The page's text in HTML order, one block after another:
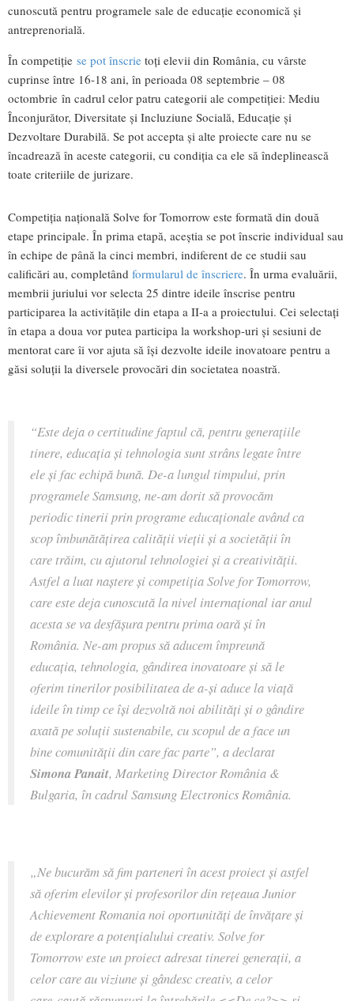
cunoscută pentru programele sale de educaţie economică şi
antreprenorială.
În competiție se pot înscrie toți elevii din România, cu vârste
cuprinse între 16-18 ani, în perioada 08 septembrie – 08
octombrie în cadrul celor patru categorii ale competiției: Mediu
Înconjurător, Diversitate și Incluziune Socială, Educație și
Dezvoltare Durabilă. Se pot accepta și alte proiecte care nu se
încadrează în aceste categorii, cu condiția ca ele să îndeplinească
toate criteriile de jurizare.
Competiția națională Solve for Tomorrow este formată din două
etape principale. În prima etapă, aceștia se pot înscrie individual sau
în echipe de până la cinci membri, indiferent de ce studii sau
calificări au, completând formularul de înscriere. În urma evaluării,
membrii juriului vor selecta 25 dintre ideile înscrise pentru
participarea la activitățile din etapa a II-a a proiectului. Cei selectați
în etapa a doua vor putea participa la workshop-uri și sesiuni de
mentorat care îi vor ajuta să își dezvolte ideile inovatoare pentru a
găsi soluții la diversele provocări din societatea noastră.
“Este deja o certitudine faptul că, pentru generațiile
tinere, educația și tehnologia sunt strâns legate între
ele și fac echipă bună. De-a lungul timpului, prin
programele Samsung, ne-am dorit să provocăm
periodic tinerii prin programe educaționale având ca
scop îmbunătățirea calității vieții și a societății în
care trăim, cu ajutorul tehnologiei și a creativității.
Astfel a luat naștere și competiția Solve for Tomorrow,
care este deja cunoscută la nivel internațional iar anul
acesta se va desfășura pentru prima oară și în
România. Ne-am propus să aducem împreună
educația, tehnologia, gândirea inovatoare și să le
oferim tinerilor posibilitatea de a-și aduce la viață
ideile în timp ce își dezvoltă noi abilități și o gândire
axată pe soluții sustenabile, cu scopul de a face un
bine comunității din care fac parte”, a declarat
Simona Panait, Marketing Director România &
Bulgaria, în cadrul Samsung Electronics România.
„Ne bucurăm să fim parteneri în acest proiect și astfel
să oferim elevilor și profesorilor din rețeaua Junior
Achievement Romania noi oportunități de învățare și
de explorare a potențialului creativ. Solve for
Tomorrow este un proiect adresat tinerei generații, a
celor care au viziune și gândesc creativ, a celor